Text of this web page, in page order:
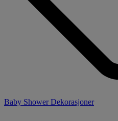
Baby Shower Dekorasjoner